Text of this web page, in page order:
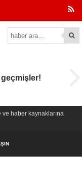
geçmişler!
ve haber kaynaklarına